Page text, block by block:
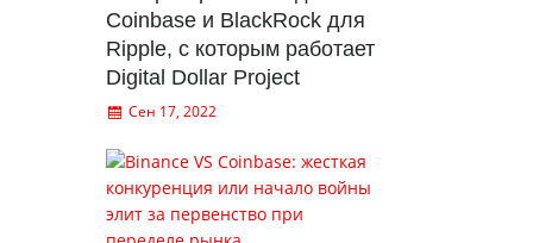
Coinbase и BlackRock для
Ripple, с которым работает
Digital Dollar Project
Сен 17, 2022